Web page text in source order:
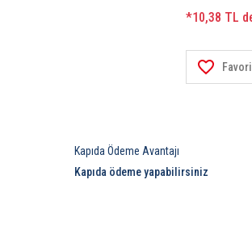
*10,38 TL
Kapıda Ödeme Avantajı
Kapıda ödeme yapabilirsiniz